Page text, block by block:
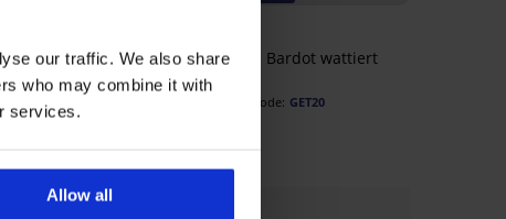
our traffic. We also share
who may combine it with
services.
Allow all
by IVA Lace
BH Laura Bardot wattiert
44,99 €
Code: GET20